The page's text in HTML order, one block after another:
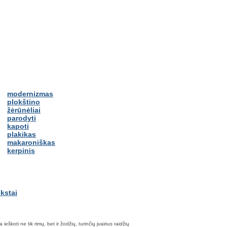
modernizmas
plokštino
žėrūnėliai
parodyti
kapoti
plakikas
makaroniškas
kerpinis
ne tik rimų, bet ir žodžių, turinčių įvairius raidžių